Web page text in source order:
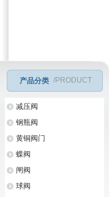
产品分类 /PRODUCT
减压阀
钢瓶阀
黄铜阀门
蝶阀
闸阀
球阀